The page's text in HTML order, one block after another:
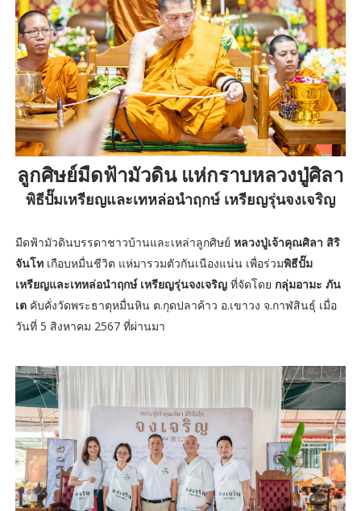
ลูกศิษย์มืดฟ้ามัวดิน แห่กราบหลวงปู่ศิลา
พิธีปั๊มเหรียญและเทหล่อนำฤกษ์ เหรียญรุ่นจงเจริญ
มืดฟ้ามัวดินบรรดาชาวบ้านและเหล่าลูกศิษย์ หลวงปู่เจ้าคุณศิลา สิริ
จันโทเกือบหมื่นชีวิต แห่มารวมตัวกันเนืองแน่น เพื่อร่วมพิธีปั๊ม
เหรียญและเทหล่อนำฤกษ์ เหรียญรุ่นจงเจริญที่จัดโดย กลุ่มอามะ ภัน
เต คับคั่งวัดพระธาตุหมื่นหิน ต.กุดปลาค้าว อ.เขาวง จ.กาฬสินธุ์ เมื่อ
วันที่ 5 สิงหาคม 2567 ที่ผ่านมา